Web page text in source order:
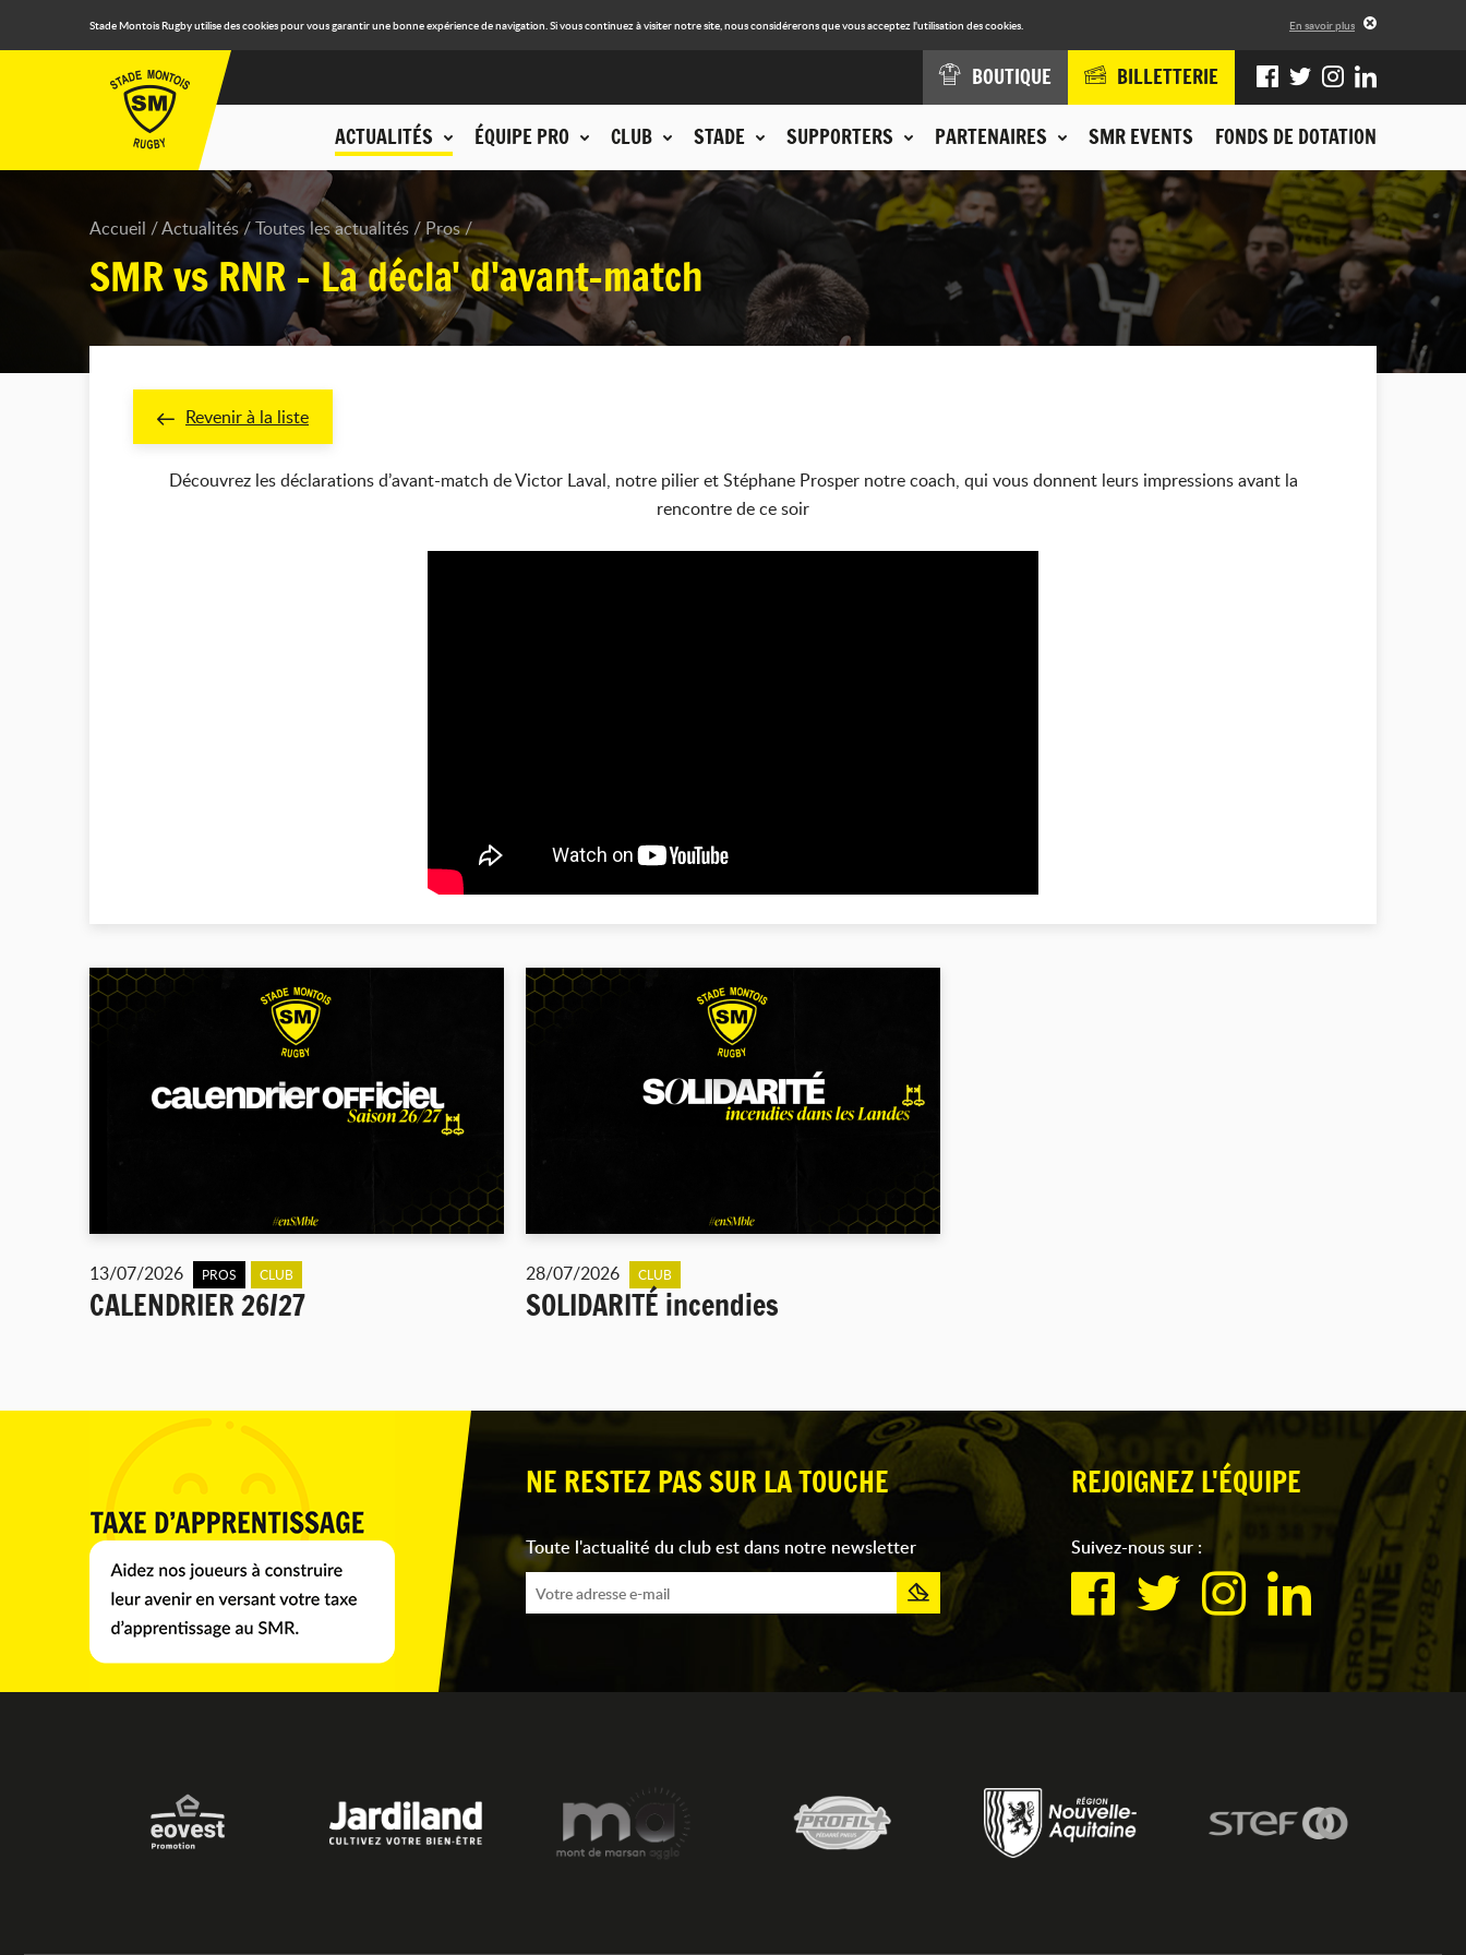
Stade Montois Rugby utilise des cookies pour vous garantir une bonne expérience de navigation. Si vous continuez à visiter notre site, nous considérerons que vous acceptez l'utilisation des cookies. En savoir plus
ACTUALITÉS ÉQUIPE PRO CLUB STADE SUPPORTERS PARTENAIRES SMR EVENTS FONDS DE DOTATION
BOUTIQUE BILLETTERIE
Accueil Actualités Toutes les actualités Pros
SMR vs RNR - La décla' d'avant-match
Revenir à la liste
Découvrez les déclarations d’avant-match de Victor Laval, notre pilier et Stéphane Prosper notre coach, qui vous donnent leurs impressions avant la
rencontre de ce soir
13/07/2026 PROS CLUB
CALENDRIER 26/27
28/07/2026 CLUB
SOLIDARITÉ incendies
NE RESTEZ PAS SUR LA TOUCHE
Toute l'actualité du club est dans notre newsletter
REJOIGNEZ L'ÉQUIPE
Suivez-nous sur :